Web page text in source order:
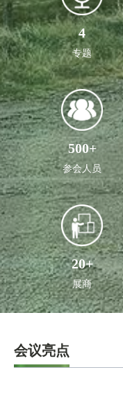
4
专题
500+
参会人员
20+
展商
会议亮点